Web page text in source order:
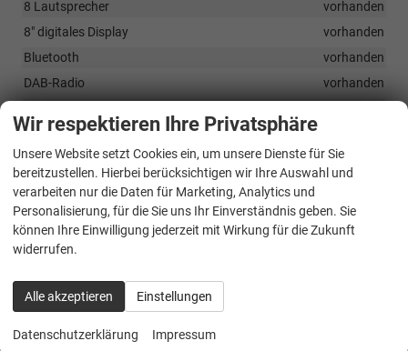
8 Lautsprecher
vorhanden
8" digitales Display
vorhanden
Bluetooth
vorhanden
DAB-Radio
vorhanden
Climatronic Klimaanlage - 2-Zonen
vorhanden
Sicherheit & Assistenz
Adaptiver Tempomat
vorhanden
Crew Protect Assist
eCall
Front Assist mit Fußgängerschutz
Frontairbag auf Fahrer- und Beifahrerseite
Wir respektieren Ihre Privatsphäre
Unsere Website setzt Cookies ein, um unsere Dienste für Sie
bereitzustellen. Hierbei berücksichtigen wir Ihre Auswahl und
verarbeiten nur die Daten für Marketing, Analytics und
Personalisierung, für die Sie uns Ihr Einverständnis geben. Sie
können Ihre Einwilligung jederzeit mit Wirkung für die Zukunft
widerrufen.
Alle akzeptieren Einstellungen
Datenschutzerklärung Impressum